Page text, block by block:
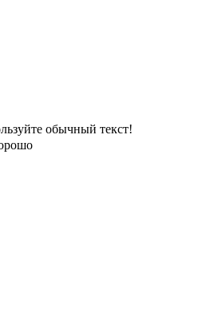
обычный текст!